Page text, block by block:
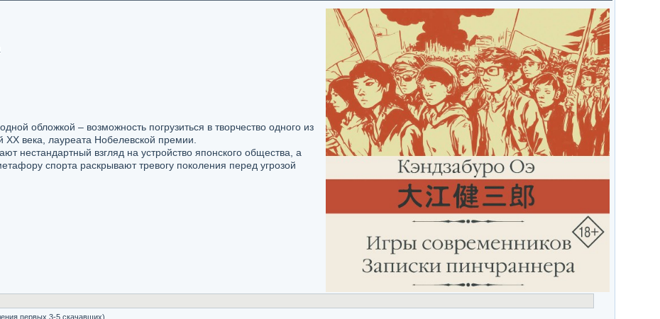
обложкой – возможность погрузиться в творчество одного из
XX века, лауреата Нобелевской премии.
нестандартный взгляд на устройство японского общества, а
спорта раскрывают тревогу поколения перед угрозой
первых 3-5 скачавших)